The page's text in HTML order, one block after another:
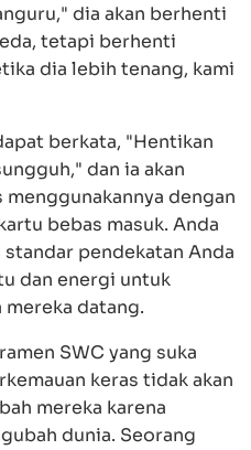
dia akan berhenti
tetapi berhenti
dia lebih tenang, kami
berkata, "Hentikan
dan ia akan
menggunakannya dengan
bebas masuk. Anda
pendekatan Anda
dan energi untuk
mereka datang.
SWC yang suka
keras tidak akan
mereka karena
dunia. Seorang